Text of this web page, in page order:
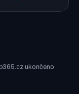
ukončeno